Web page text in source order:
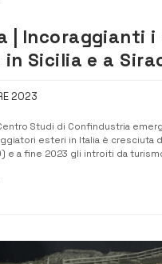
| Incoraggianti
in Sicilia e a
2023
Studi di Confindustria
esteri in Italia è cresciuta
e a fine 2023 gli introiti da
turismo per l’economia ...